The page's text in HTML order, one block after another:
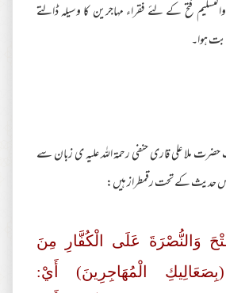
والتسلیم فتح کے لئے فقراء مہاجرین کا وسیلہ ڈالتے
ہوا۔
حضرت ملا علی قاری حنفی رحمۃ اللہ علیہ ی زبان سے
کے تحت رقمطراز ہیں:
وَالنُّصْرَةَ عَلَى الْكُفَّارِ مِنَ
الْمُهَاجِرِينَ) أَيْ: